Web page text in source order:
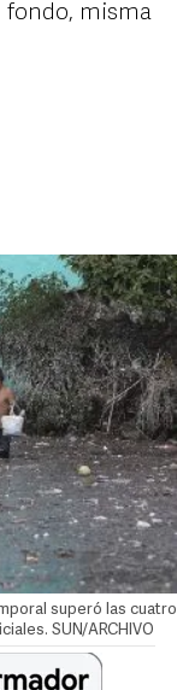
fondo, misma
superó las cuatro
SUN/ARCHIVO